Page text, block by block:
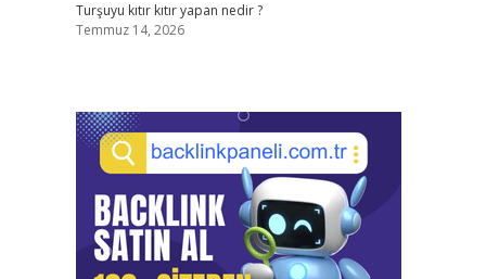
Turşuyu kıtır kıtır yapan nedir ?
Temmuz 14, 2026